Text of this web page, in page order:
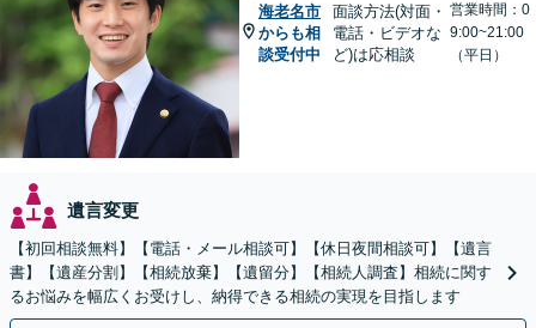
海老名市
からも相
談受付中
面談方法(対面・
電話・ビデオな
ど)は応相談
営業時間：0
9:00~21:00
（平日）
遺言変更
【初回相談無料】【電話・メール相談可】【休日夜間相談可】【遺言
書】【遺産分割】【相続放棄】【遺留分】【相続人調査】相続に関す
るお悩みを幅広くお受けし、納得できる相続の実現を目指します